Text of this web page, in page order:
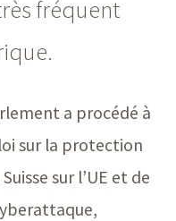
fréquent
a procédé à
sur la protection
sur l’UE et de